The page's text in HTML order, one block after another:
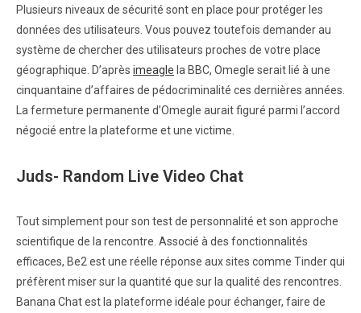
Plusieurs niveaux de sécurité sont en place pour protéger les
données des utilisateurs. Vous pouvez toutefois demander au
système de chercher des utilisateurs proches de votre place
géographique. D’après imeagle la BBC, Omegle serait lié à une
cinquantaine d’affaires de pédocriminalité ces dernières années.
La fermeture permanente d’Omegle aurait figuré parmi l’accord
négocié entre la plateforme et une victime.
Juds- Random Live Video Chat
Tout simplement pour son test de personnalité et son approche
scientifique de la rencontre. Associé à des fonctionnalités
efficaces, Be2 est une réelle réponse aux sites comme Tinder qui
préfèrent miser sur la quantité que sur la qualité des rencontres.
Banana Chat est la plateforme idéale pour échanger, faire de